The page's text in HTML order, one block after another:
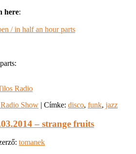
here:
/ in half an hour parts
Show | Címke: disco, funk, jazz
– strange fruits
tomanek